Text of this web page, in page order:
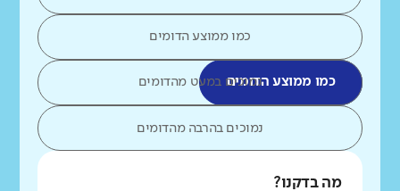
כמו ממוצע הדומים
כמו ממוצע הדומיםנמוכים במעט מהדומים
נמוכים בהרבה מהדומים
מה בדקנו?